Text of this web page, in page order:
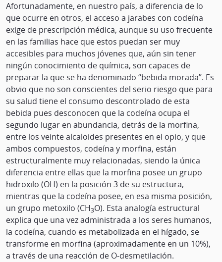
Afortunadamente, en nuestro país, a diferencia de lo
que ocurre en otros, el acceso a jarabes con codeína
exige de prescripción médica, aunque su uso frecuente
en las familias hace que estos puedan ser muy
accesibles para muchos jóvenes que, aún sin tener
ningún conocimiento de química, son capaces de
preparar la que se ha denominado “bebida morada”. Es
obvio que no son conscientes del serio riesgo que para
su salud tiene el consumo descontrolado de esta
bebida pues desconocen que la codeína ocupa el
segundo lugar en abundancia, detrás de la morfina,
entre los veinte alcaloides presentes en el opio, y que
ambos compuestos, codeína y morfina, están
estructuralmente muy relacionadas, siendo la única
diferencia entre ellas que la morfina posee un grupo
hidroxilo (OH) en la posición 3 de su estructura,
mientras que la codeína posee, en esa misma posición,
un grupo metoxilo (CH3O). Esta analogía estructural
explica que una vez administrada a los seres humanos,
la codeína, cuando es metabolizada en el hígado, se
transforme en morfina (aproximadamente en un 10%),
a través de una reacción de O-desmetilación.